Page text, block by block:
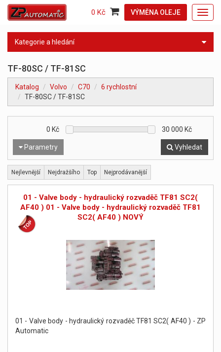
VÝMĚNA OLEJE
0 Kč
Kategorie a hledání
TF-80SC / TF-81SC
Katalog Volvo C70
6 rychlostní
TF-80SC / TF-81SC
Parametry
0 Kč 30 000 Kč
Vyhledat
Nejlevnější Nejdražšího Top Nejprodávanější
01 - Valve body - hydraulický rozvaděč TF81 SC2(
AF40 ) 01 - Valve body - hydraulický rozvaděč TF81
SC2( AF40 ) NOVÝ
01 - Valve body - hydraulický rozvaděč TF81 SC2( AF40 ) - ZP
Automatic